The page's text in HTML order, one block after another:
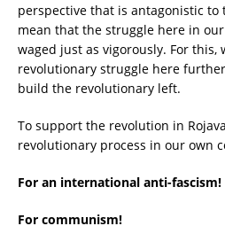
perspective that is antagonistic to
mean that the struggle here in
waged just as vigorously. For this,
revolutionary struggle here
build the revolutionary left.
To support the revolution in
revolutionary process in our own
For an international anti-fascism!
For communism!